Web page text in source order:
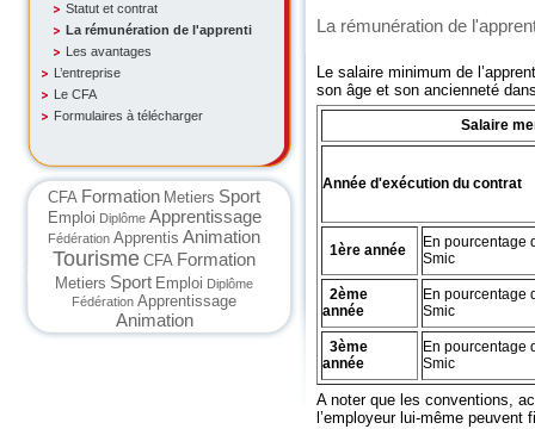
Statut et contrat
La rémunération de l'apprenti
Les avantages
L’entreprise
Le CFA
Formulaires à télécharger
CFA Formation Metiers Sport
Emploi Diplôme Apprentissage
Fédération Apprentis Animation
Tourisme CFA Formation
Metiers Sport Emploi Diplôme
Fédération Apprentissage
Animation
La rémunération de
Le salaire minimum de
son âge et son ancienneté
Salaire
Année d'exécution du contrat
1ère année
En pourcentage
Smic
2ème
année
En pourcentage
Smic
3ème
année
En pourcentage
Smic
A noter que les conventions,
l’employeur lui-même